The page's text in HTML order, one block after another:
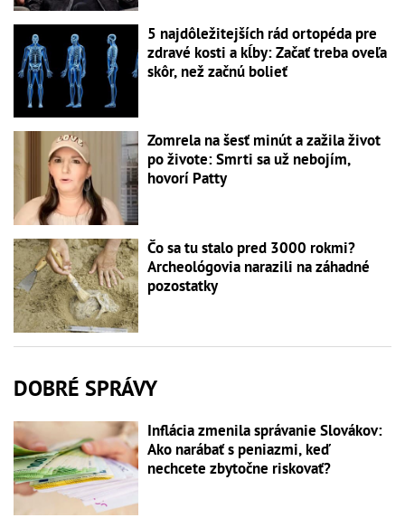
5 najdôležitejších rád ortopéda pre
zdravé kosti a kĺby: Začať treba oveľa
skôr, než začnú bolieť
Zomrela na šesť minút a zažila život
po živote: Smrti sa už nebojím,
hovorí Patty
Čo sa tu stalo pred 3000 rokmi?
Archeológovia narazili na záhadné
pozostatky
DOBRÉ SPRÁVY
Inflácia zmenila správanie Slovákov:
Ako narábať s peniazmi, keď
nechcete zbytočne riskovať?